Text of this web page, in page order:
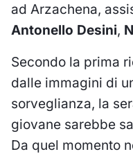
ad Arzachena,
Antonello Desini,
Secondo la prima
dalle immagini di
sorveglianza, la
giovane sarebbe
Da quel momento